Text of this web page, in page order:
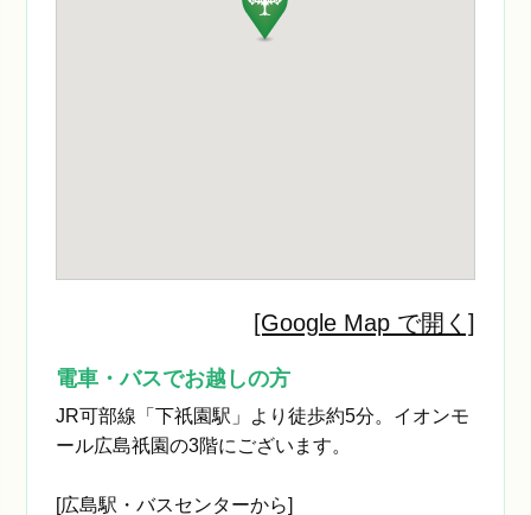
[Google Map で開く]
電車・バスでお越しの方
JR可部線「下祇園駅」より徒歩約5分。イオンモ
ール広島祇園の3階にございます。
[広島駅・バスセンターから]